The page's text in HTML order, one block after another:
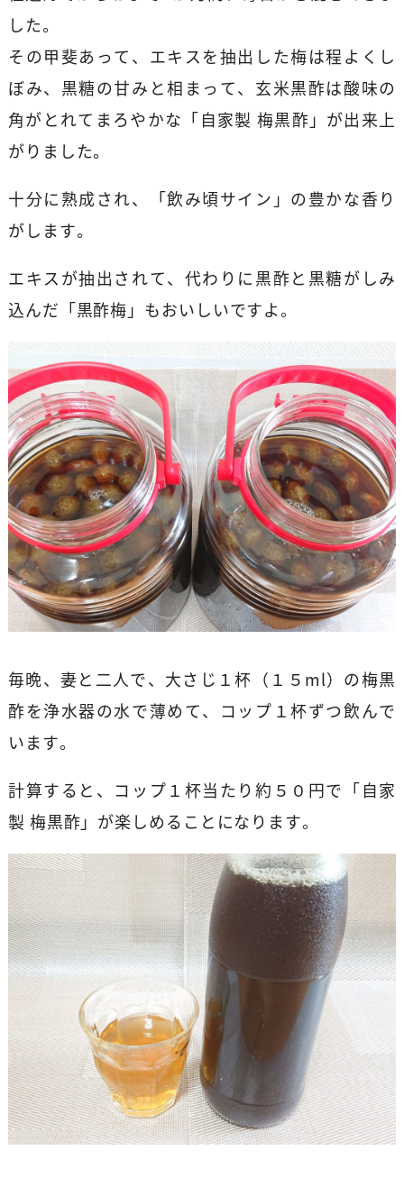
した。
その甲斐あって、エキスを抽出した梅は程よくし
ぼみ、黒糖の甘みと相まって、玄米黒酢は酸味の
角がとれてまろやかな「自家製 梅黒酢」が出来上
がりました。
十分に熟成され、「飲み頃サイン」の豊かな香り
がします。
エキスが抽出されて、代わりに黒酢と黒糖がしみ
込んだ「黒酢梅」もおいしいですよ。
毎晩、妻と二人で、大さじ１杯（１５ml）の梅黒
酢を浄水器の水で薄めて、コップ１杯ずつ飲んで
います。
計算すると、コップ１杯当たり約５０円で「自家
製 梅黒酢」が楽しめることになります。